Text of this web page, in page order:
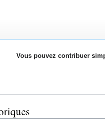
Vous pouvez contribuer